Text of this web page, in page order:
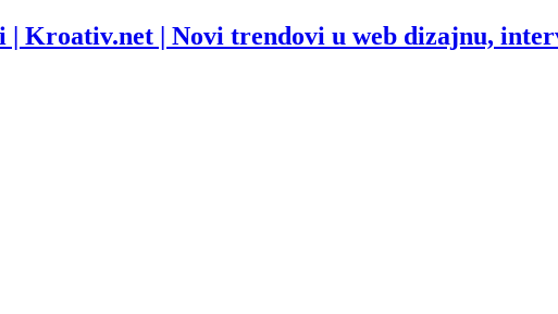
Kroativ.net | Novi trendovi u web dizajnu,